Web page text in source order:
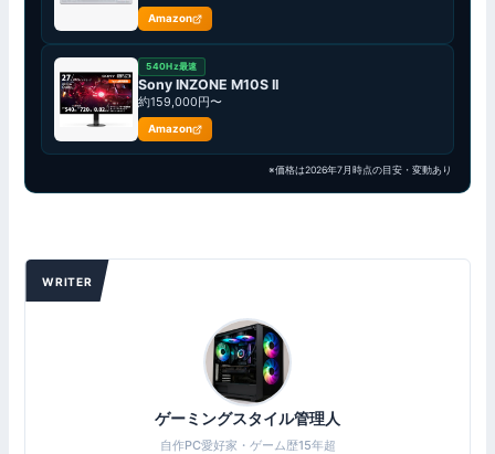
Amazon
540Hz最速
Sony INZONE M10S II
約159,000円〜
Amazon
※価格は2026年7月時点の目安・変動あり
WRITER
ゲーミングスタイル管理人
自作PC愛好家・ゲーム歴15年超